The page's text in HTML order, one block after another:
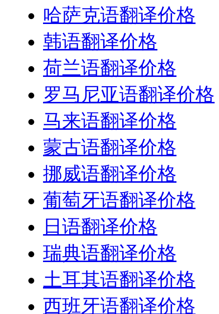
哈萨克语翻译价格
韩语翻译价格
荷兰语翻译价格
罗马尼亚语翻译价格
马来语翻译价格
蒙古语翻译价格
挪威语翻译价格
葡萄牙语翻译价格
日语翻译价格
瑞典语翻译价格
土耳其语翻译价格
西班牙语翻译价格